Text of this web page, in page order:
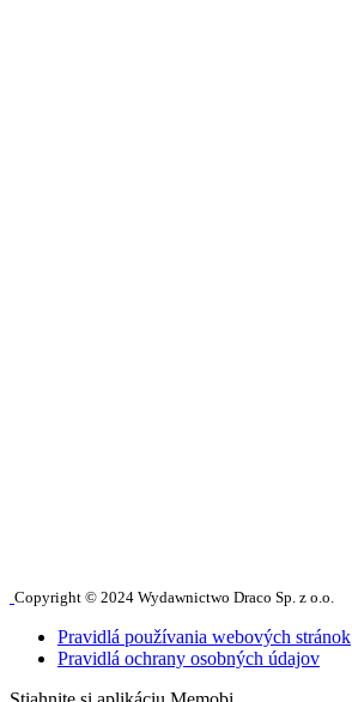
Copyright © 2024 Wydawnictwo Draco Sp. z o.o.
Pravidlá používania webových stránok
Pravidlá ochrany osobných údajov